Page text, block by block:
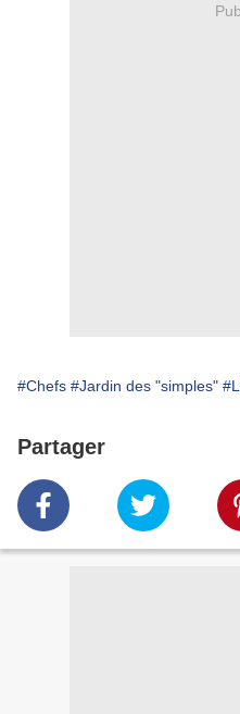
#Chefs #Jardin des "simples"
Partager